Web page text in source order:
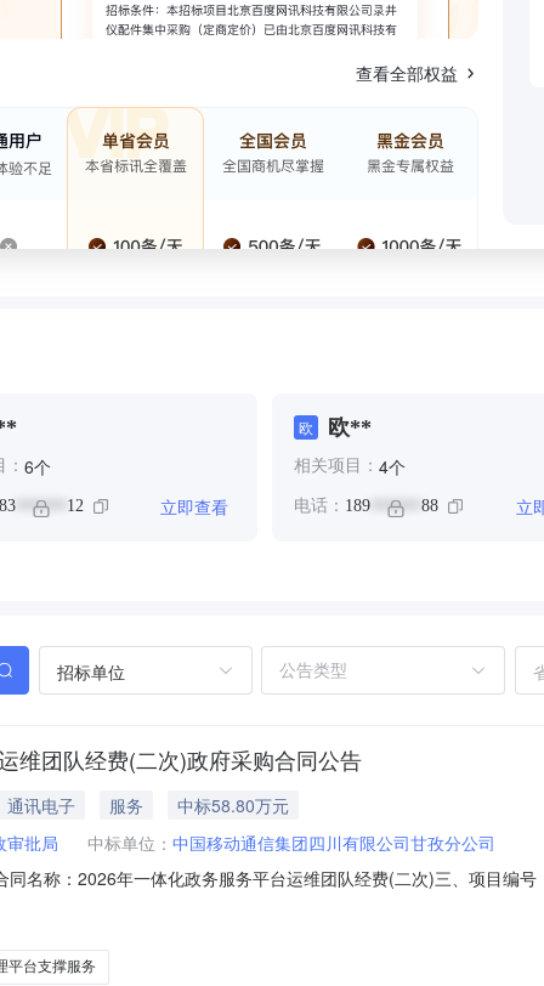
查看全部权益
6个
****** 12 立即查看
欧 欧**
相关项目： 4个
电话： 189 ****** 88 立
招标单位
维团队经费(二次)政府采购合同公告
通讯电子 服务
中标58.80万元
审批局
中标单位： 中国移动通信集团四川有限公司甘孜分公司
名称：2026年一体化政务服务平台运维团队经费(二次)三、项目编
平台支撑服务